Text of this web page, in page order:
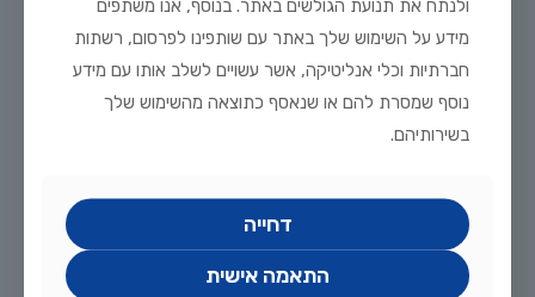
מדריך טיפוח דגי זהב וקוי בבריכת נוי: תנאים, תזונה ומניעת מחלות
לקריאה נוספת
ולנתח את תנועת הגולשים באתר. בנוסף, אנו משתפים
מידע על השימוש שלך באתר עם שותפינו לפרסום, רשתות
חברתיות וכלי אנליטיקה, אשר עשויים לשלב אותו עם מידע
נוסף שמסרת להם או שנאסף כתוצאה מהשימוש שלך
בשירותיהם.
דחייה
התאמה אישית